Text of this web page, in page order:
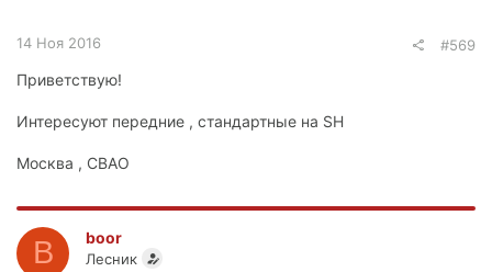
14 Ноя 2016 #569
Приветствую!
Интересуют передние , стандартные на SH
Москва , СВАО
B boor
Лесник